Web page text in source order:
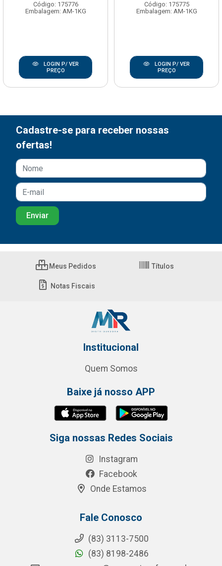
Código: 175776
Embalagem: AM-1KG
LOGIN P/ VER
PREÇO
Código: 175775
Embalagem: AM-1KG
LOGIN P/ VER
PREÇO
Cadastre-se para receber nossas
ofertas!
Meus Pedidos Títulos
Notas Fiscais
Institucional
Quem Somos
Baixe já nosso APP
Siga nossas Redes Sociais
Instagram
Facebook
Onde Estamos
Fale Conosco
(83) 3113-7500
(83) 8198-2486